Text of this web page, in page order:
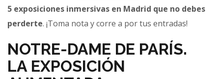
5 exposiciones inmersivas en Madrid que no debes
perderte. ¡Toma nota y corre a por tus entradas!
NOTRE-DAME DE PARÍS.
LA EXPOSICIÓN